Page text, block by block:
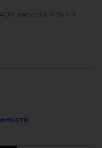
вискоза 20% ПЕ